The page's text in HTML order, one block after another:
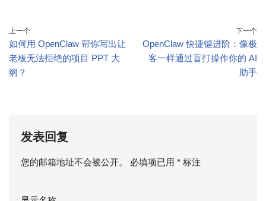
上一个
如何用 OpenClaw 帮你写出让
老板无法拒绝的项目 PPT 大
纲？
下一个
OpenClaw 快捷键进阶：像极
客一样通过盲打操作你的 AI
助手
发表回复
您的邮箱地址不会被公开。 必填项已用 * 标注